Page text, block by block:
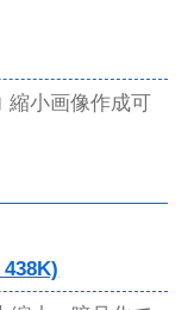
縮小画像作成可